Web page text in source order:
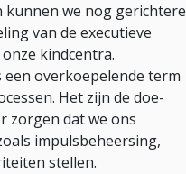
kunnen we nog gerichtere
van de executieve
kindcentra.
overkoepelende term
Het zijn de doe-
zorgen dat we ons
impulsbeheersing,
stellen.